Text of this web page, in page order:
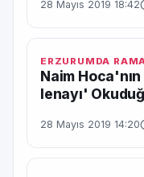
28 Mayıs 2019 18:42
ERZURUMDA
Naim
lenayı'
28 Mayıs 2019 14:20